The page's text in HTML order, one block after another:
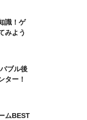
識！ゲ
みよう
ブル後
ター！
ムBEST